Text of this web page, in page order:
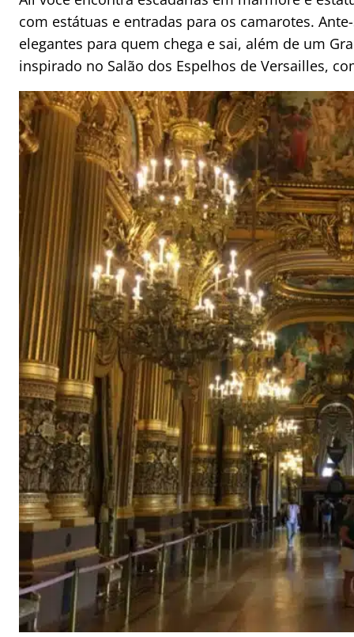
com estátuas e entradas para os camarotes.
elegantes para quem chega e sai, além de um
inspirado no Salão dos Espelhos de Versailles,